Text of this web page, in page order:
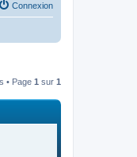
Connexion
• Page 1 sur 1